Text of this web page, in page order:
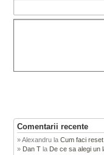
Comentarii recente
Alexandru laCum faci
Dan T la De ce sa alegi un